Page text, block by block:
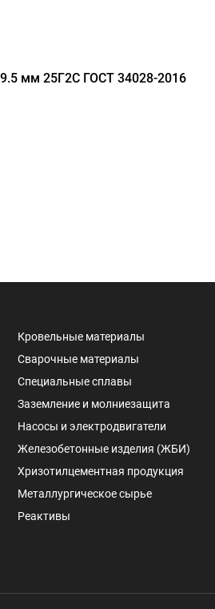
мм 25Г2С ГОСТ 34028-2016
Кровельные материалы
Сварочные материалы
Специальные сплавы
Заземление и молниезащита
Насосы и электродвигатели
Железобетонные изделия (ЖБИ)
Хризотилцементная продукция
Металлургическое сырье
Реактивы